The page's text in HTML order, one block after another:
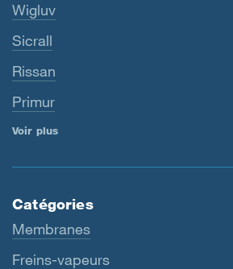
Wigluv
Sicrall
Rissan
Primur
Voir plus
Catégories
Membranes
Freins-vapeurs